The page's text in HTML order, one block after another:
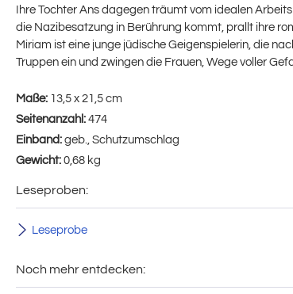
Ihre Tochter Ans dagegen träumt vom idealen
die Nazibesatzung in Berührung kommt, prallt ihre
Miriam ist eine junge jüdische Geigenspielerin, die
Truppen ein und zwingen die Frauen, Wege voller
Maße: 13,5 x 21,5 cm
Seitenanzahl: 474
Einband: geb., Schutzumschlag
Gewicht: 0,68 kg
Leseproben:
Leseprobe
Noch mehr entdecken: